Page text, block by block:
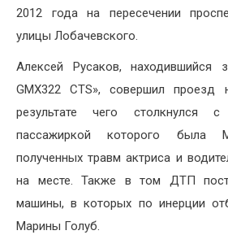
2012 года на пересечении
улицы Лобачевского.
Алексей Русаков, находившийся
GMX322 CTS», совершил
результате чего столкнулся
пассажиркой которого была
полученных травм актриса и
на месте. Также в том ДТП
машины, в которых по инерции
Марины Голуб.